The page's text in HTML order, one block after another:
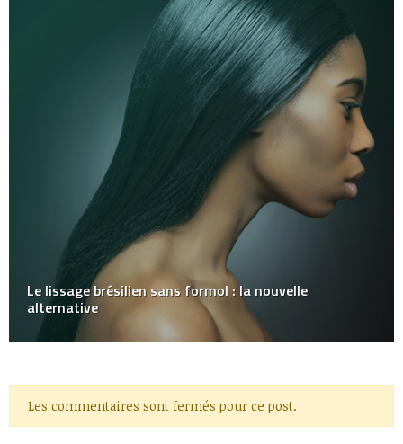
Le lissage brésilien sans formol : la nouvelle
alternative
Les commentaires sont fermés pour ce post.